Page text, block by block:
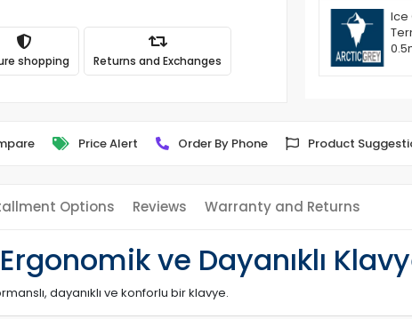
shopping Returns and Exchanges
Ice
Price Alert Order By Phone Product
Options Reviews Warranty and Returns
ve Dayanıklı
dayanıklı ve konforlu bir klavye.